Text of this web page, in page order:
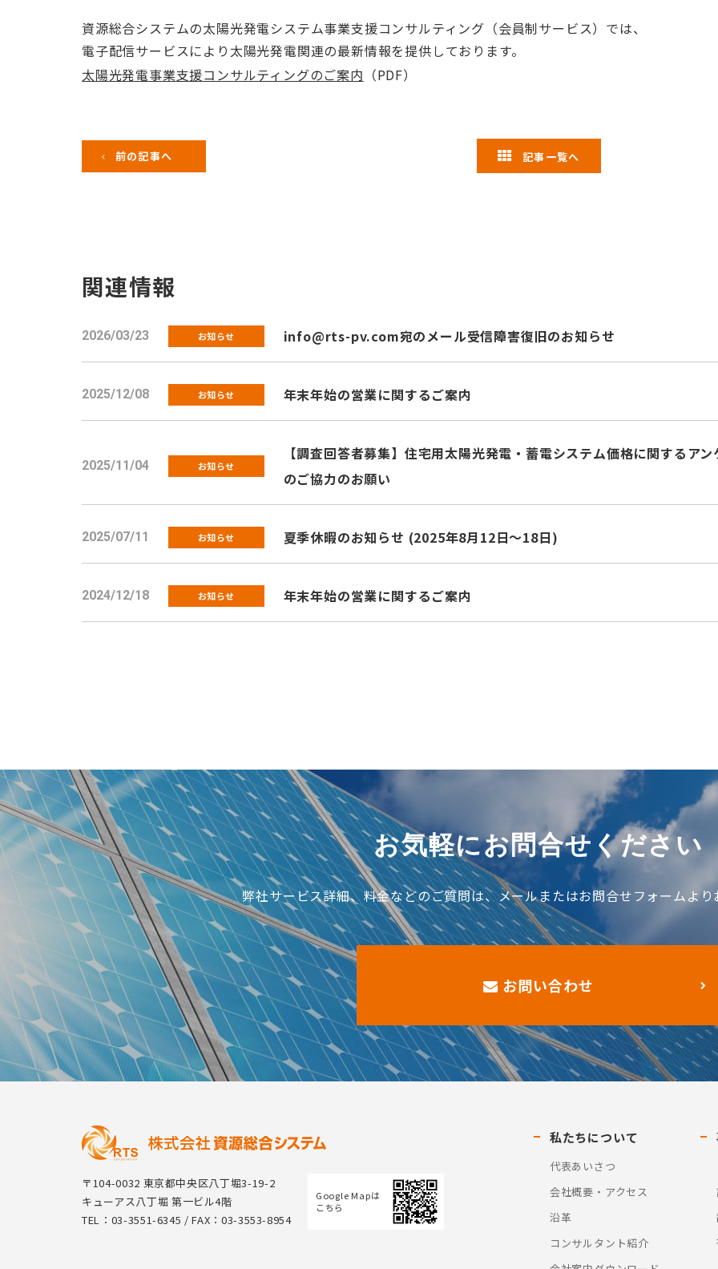
資源総合システムの太陽光発電システム事業支援コンサルティング（会員制サービス）では、
電子配信サービスにより太陽光発電関連の最新情報を提供しております。
太陽光発電事業支援コンサルティングのご案内 （PDF）
前の記事へ 記事一覧へ
関連情報
2026/03/23 お知らせ info@rts-pv.com宛のメール受信障害復旧のお知らせ
2025/12/08 お知らせ 年末年始の営業に関するご案内
2025/11/04 お知らせ
【調査回答者募集】住宅用太陽光発電・蓄電システム価格に関するア
のご協力のお願い
2025/07/11 お知らせ 夏季休暇のお知らせ (2025年8月12日～18日)
2024/12/18 お知らせ 年末年始の営業に関するご案内
お気軽にお問合せください
弊社サービス詳細、料金などのご質問は、メールまたはお問合せフォームより
お問い合わせ
〒104-0032 東京都中央区八丁堀3-19-2
キューアス八丁堀 第一ビル4階
TEL：03-3551-6345 / FAX：03-3553-8954
Google Mapは
こちら
私たちについて
代表あいさつ
会社概要・アクセス
沿革
コンサルタント紹介